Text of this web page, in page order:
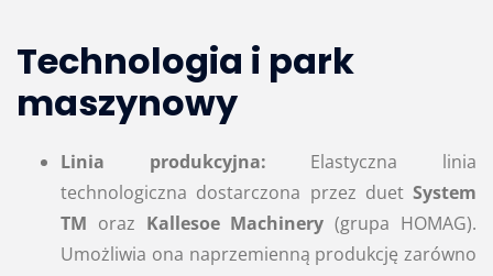
Technologia i park
maszynowy
Linia produkcyjna: Elastyczna linia
technologiczna dostarczona przez duet System
TM oraz Kallesoe Machinery (grupa HOMAG).
Umożliwia ona naprzemienną produkcję zarówno